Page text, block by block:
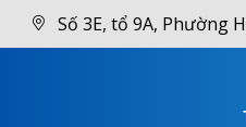
Số 3E, tổ 9A, Phường